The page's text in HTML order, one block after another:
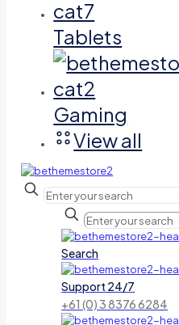
Tablets
Gaming
View all
Search
Support 24/7
+61 (0) 3 8376 6284